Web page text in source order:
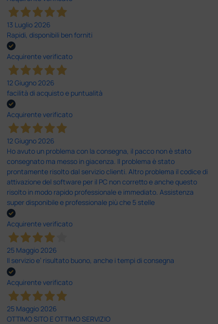
13 Luglio 2026
Rapidi, disponibili ben forniti
Acquirente verificato
12 Giugno 2026
facilità di acquisto e puntualità
Acquirente verificato
12 Giugno 2026
Ho avuto un problema con la consegna, il pacco non è stato
consegnato ma messo in giacenza. Il problema è stato
prontamente risolto dal servizio clienti. Altro problema il codice di
attivazione del software per il PC non corretto e anche questo
risolto in modo rapido professionale e immediato. Assistenza
super disponibile e professionale più che 5 stelle
Acquirente verificato
25 Maggio 2026
Il servizio e’ risultato buono, anche i tempi di consegna
Acquirente verificato
25 Maggio 2026
OTTIMO SITO E OTTIMO SERVIZIO